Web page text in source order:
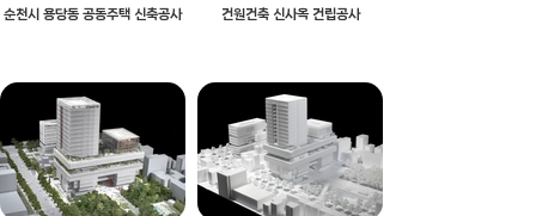
순천시 용당동 공동주택 신축공사 건원건축 신사옥 건립공사